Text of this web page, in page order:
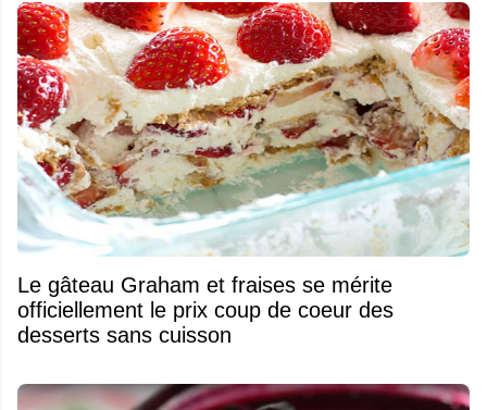
Le gâteau Graham et fraises se mérite
officiellement le prix coup de coeur des
desserts sans cuisson